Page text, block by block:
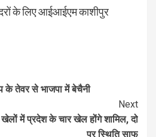
के लिए आईआईएम काशीपुर
के तेवर से भाजपा में बेचैनी
Next
में प्रदेश के चार खेल होंगे शामिल, दो
पर स्थिति साफ